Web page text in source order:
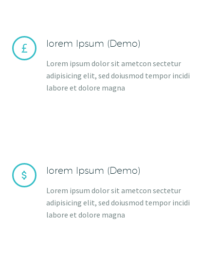

 lorem Ipsum (Demo)
Lorem ipsum dolor sit ametcon sectetur
adipisicing elit, sed doiusmod tempor incidi
labore et dolore magna

 lorem Ipsum (Demo)
Lorem ipsum dolor sit ametcon sectetur
adipisicing elit, sed doiusmod tempor incidi
labore et dolore magna